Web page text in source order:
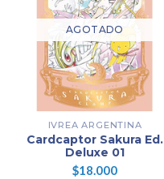
AGOTADO
IVREA ARGENTINA
Cardcaptor Sakura Ed.
Deluxe 01
$18.000